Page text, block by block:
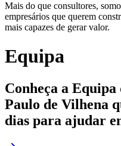
Mais do que consultores,
empresários que querem
mais capazes de gerar valor.
Equipa
Conheça a
Paulo de Vilhena
dias para ajudar